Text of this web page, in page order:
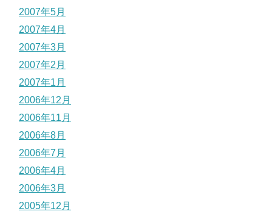
2007年5月
2007年4月
2007年3月
2007年2月
2007年1月
2006年12月
2006年11月
2006年8月
2006年7月
2006年4月
2006年3月
2005年12月